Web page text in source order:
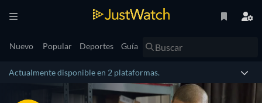
Nuevo Popular Deportes Guía
Actualmente disponible en 2 plataformas.